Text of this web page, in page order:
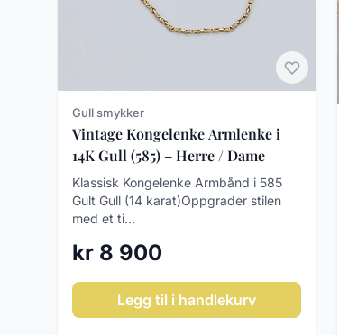
Gull smykker
Vintage Kongelenke Armlenke i
14K Gull (585) – Herre / Dame
Klassisk Kongelenke Armbånd i 585
Gult Gull (14 karat)Oppgrader stilen
med et ti...
kr 8 900
Legg til i handlekurv